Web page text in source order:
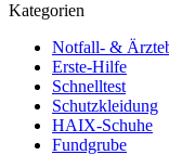
Kategorien
Notfall- &
Erste-Hilfe
Schnelltest
Schutzkleidung
HAIX-Schuhe
Fundgrube